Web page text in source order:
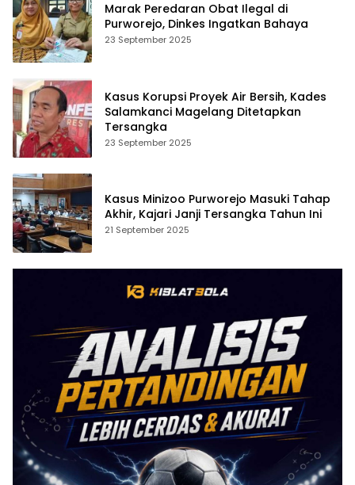
Marak Peredaran Obat Ilegal di
Purworejo, Dinkes Ingatkan Bahaya
23 September 2025
Kasus Korupsi Proyek Air Bersih, Kades
Salamkanci Magelang Ditetapkan
Tersangka
23 September 2025
Kasus Minizoo Purworejo Masuki Tahap
Akhir, Kajari Janji Tersangka Tahun Ini
21 September 2025